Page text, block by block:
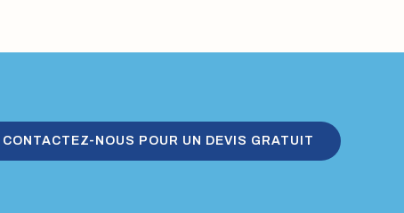
CONTACTEZ-NOUS POUR UN DEVIS GRATUIT